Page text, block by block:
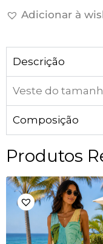
Adicionar à
Descrição
Veste do
Composição
Produtos